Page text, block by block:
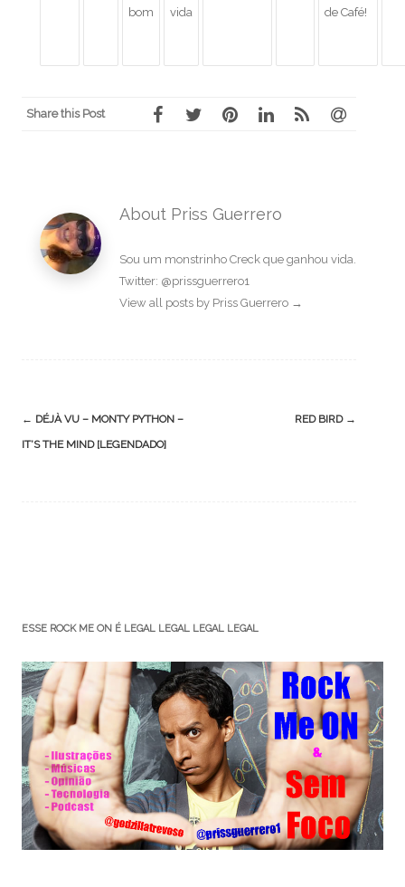
bom
vida
de Café!
Share this Post
About Priss Guerrero
Sou um monstrinho Creck que ganhou vida.
Twitter: @prissguerrero1
View all posts by Priss Guerrero →
Post
navigation
← DÉJÀ VU – MONTY PYTHON –
IT’S THE MIND [LEGENDADO]
RED BIRD →
ESSE ROCK ME ON É LEGAL LEGAL LEGAL LEGAL